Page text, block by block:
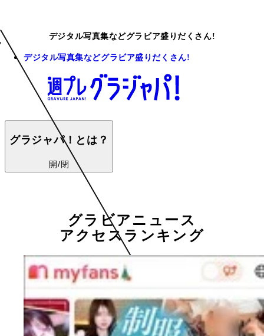
デジタル写真集などグラビア盛りだくさん!
デジタル写真集などグラビア盛りだくさん!
グラジャパ！とは？
開/閉
グラビアニュース
アクセスランキング